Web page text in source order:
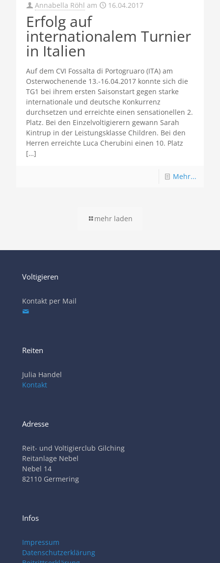
Annabella Röhl am 16.04.2017
Erfolg auf
internationalem Turnier
in Italien
Auf dem CVI Fossalta di Portogruaro (ITA) am
Osterwochenende 13.-16.04.2017 konnte sich die
TG1 bei ihrem ersten Saisonstart gegen starke
internationale und deutsche Konkurrenz
durchsetzen und erreichte einen sensationellen 2.
Platz. Bei den Einzelvoltigierern gewann Sarah
Kintrup in der Leistungsklasse Children. Bei den
Herren erreichte Luca Cherubini einen 10. Platz
[…]
Mehr...
mehr laden
Voltigieren
Kontakt per Mail
Reiten
Julia Handel
Kontakt
Adresse
Reit- und Voltigierclub Gilching
Reitanlage Nebel
Nebel 14
82110 Germering
Infos
Impressum
Datenschutzerklärung